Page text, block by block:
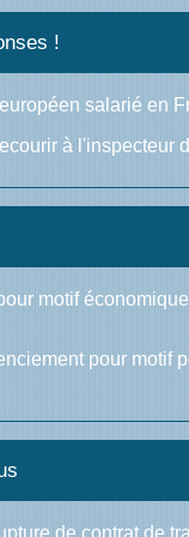
!
salarié en
à l'inspecteur
motif économique
pour motif
de contrat de